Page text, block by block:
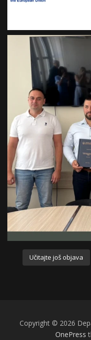
Učitajte još objava
Copyright © 2026
OnePress